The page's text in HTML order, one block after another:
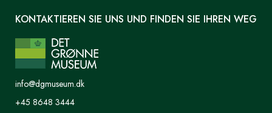
KONTAKTIEREN SIE UNS UND FINDEN SIE IHREN WEG
info@dgmuseum.dk
+45 8648 3444